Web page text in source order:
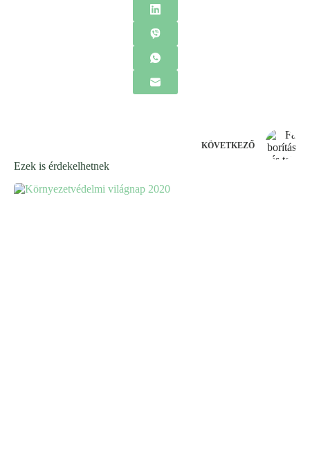
KÖVETKEZŐ
Ezek is érdekelhetnek